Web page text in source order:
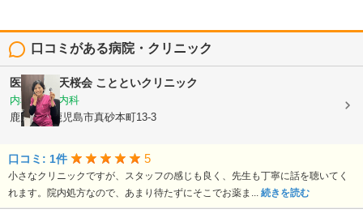
口コミがある病院・クリニック
医療法人 天桜会 ことといクリニック
内科, 血液内科
鹿児島県鹿児島市真砂本町13-3
口コミ: 1件 5
小さなクリニックですが、スタッフの感じも良く、先生も丁寧に話を聴いてく
れます。院内処方なので、あまり待たずにそこでお薬ま... 続きを読む